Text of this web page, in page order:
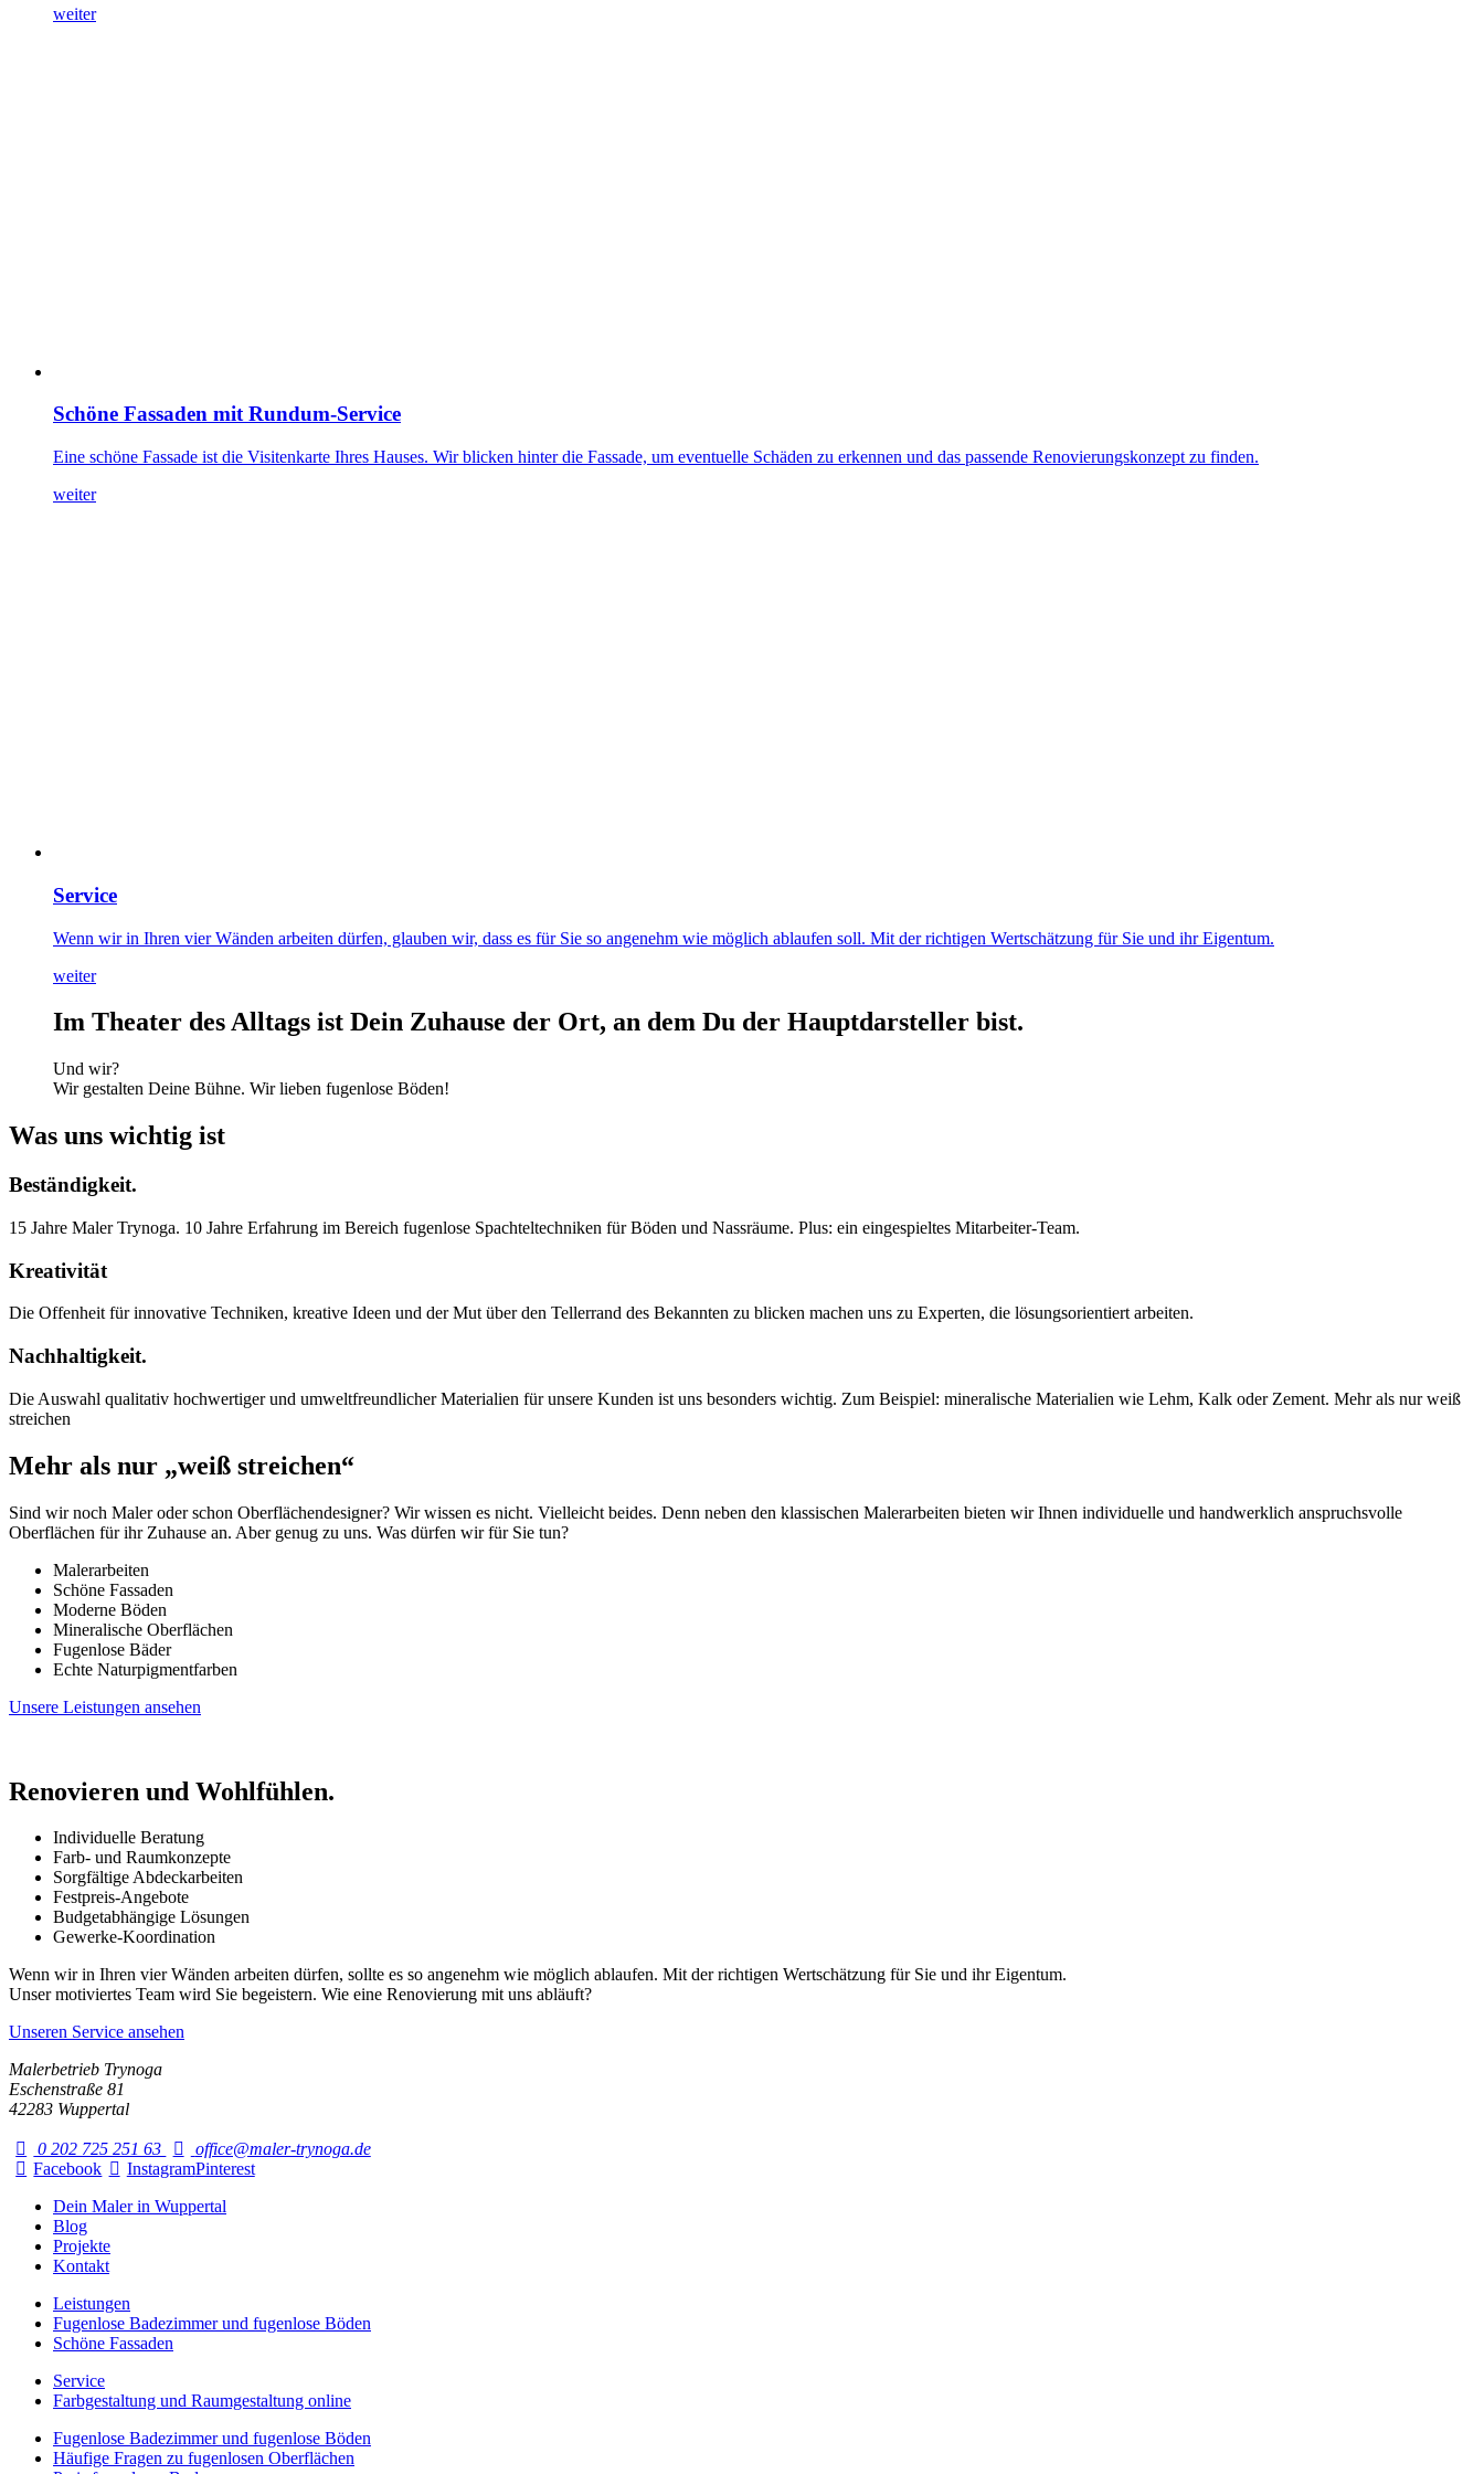
weiter
Schöne Fassaden mit Rundum-Service
Eine schöne Fassade ist die Visitenkarte Ihres Hauses. Wir blicken hinter die Fassade, um eventuelle Schäden zu erkennen und das passende Renovierungskonzept zu finden.
weiter
Service
Wenn wir in Ihren vier Wänden arbeiten dürfen, glauben wir, dass es für Sie so angenehm wie möglich ablaufen soll. Mit der richtigen Wertschätzung für Sie und ihr Eigentum.
weiter
Im Theater des Alltags ist Dein Zuhause der Ort, an dem Du der Hauptdarsteller bist.
Und wir?
Wir gestalten Deine Bühne. Wir lieben fugenlose Böden!
Was uns wichtig ist
Beständigkeit.
15 Jahre Maler Trynoga. 10 Jahre Erfahrung im Bereich fugenlose Spachteltechniken für Böden und Nassräume. Plus: ein eingespieltes Mitarbeiter-Team.
Kreativität
Die Offenheit für innovative Techniken, kreative Ideen und der Mut über den Tellerrand des Bekannten zu blicken machen uns zu Experten, die lösungsorientiert arbeiten.
Nachhaltigkeit.
Die Auswahl qualitativ hochwertiger und umweltfreundlicher Materialien für unsere Kunden ist uns besonders wichtig. Zum Beispiel: mineralische Materialien wie Lehm, Kalk oder Zement. Mehr als nur weiß
streichen
Mehr als nur „weiß streichen“
Sind wir noch Maler oder schon Oberflächendesigner? Wir wissen es nicht. Vielleicht beides. Denn neben den klassischen Malerarbeiten bieten wir Ihnen individuelle und handwerklich anspruchsvolle
Oberflächen für ihr Zuhause an. Aber genug zu uns. Was dürfen wir für Sie tun?
Malerarbeiten
Schöne Fassaden
Moderne Böden
Mineralische Oberflächen
Fugenlose Bäder
Echte Naturpigmentfarben
Unsere Leistungen ansehen
Renovieren und Wohlfühlen.
Individuelle Beratung
Farb- und Raumkonzepte
Sorgfältige Abdeckarbeiten
Festpreis-Angebote
Budgetabhängige Lösungen
Gewerke-Koordination
Wenn wir in Ihren vier Wänden arbeiten dürfen, sollte es so angenehm wie möglich ablaufen. Mit der richtigen Wertschätzung für Sie und ihr Eigentum.
Unser motiviertes Team wird Sie begeistern. Wie eine Renovierung mit uns abläuft?
Unseren Service ansehen
Malerbetrieb Trynoga
Eschenstraße 81
42283 Wuppertal
0 202 725 251 63
office@maler-trynoga.de
Facebook
InstagramPinterest
Dein Maler in Wuppertal
Blog
Projekte
Kontakt
Leistungen
Fugenlose Badezimmer und fugenlose Böden
Schöne Fassaden
Service
Farbgestaltung und Raumgestaltung online
Fugenlose Badezimmer und fugenlose Böden
Häufige Fragen zu fugenlosen Oberflächen